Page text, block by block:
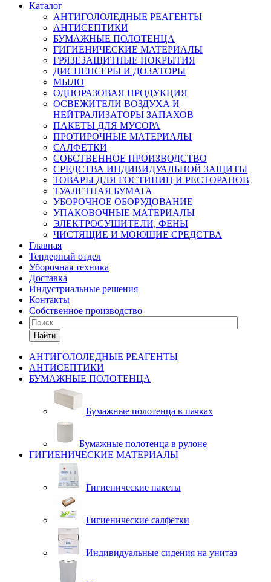
Каталог
АНТИГОЛОЛЕДНЫЕ РЕАГЕНТЫ
АНТИСЕПТИКИ
БУМАЖНЫЕ ПОЛОТЕНЦА
ГИГИЕНИЧЕСКИЕ МАТЕРИАЛЫ
ГРЯЗЕЗАЩИТНЫЕ ПОКРЫТИЯ
ДИСПЕНСЕРЫ И ДОЗАТОРЫ
МЫЛО
ОДНОРАЗОВАЯ ПРОДУКЦИЯ
ОСВЕЖИТЕЛИ ВОЗДУХА И
НЕЙТРАЛИЗАТОРЫ ЗАПАХОВ
ПАКЕТЫ ДЛЯ МУСОРА
ПРОТИРОЧНЫЕ МАТЕРИАЛЫ
САЛФЕТКИ
СОБСТВЕННОЕ ПРОИЗВОДСТВО
СРЕДСТВА ИНДИВИДУАЛЬНОЙ ЗАЩИТЫ
ТОВАРЫ ДЛЯ ГОСТИНИЦ И РЕСТОРАНОВ
ТУАЛЕТНАЯ БУМАГА
УБОРОЧНОЕ ОБОРУДОВАНИЕ
УПАКОВОЧНЫЕ МАТЕРИАЛЫ
ЭЛЕКТРОСУШИТЕЛИ, ФЕНЫ
ЧИСТЯЩИЕ И МОЮЩИЕ СРЕДСТВА
Главная
Тендерный отдел
Уборочная техника
Доставка
Индустриальные решения
Контакты
Собственное производство
Найти
АНТИГОЛОЛЕДНЫЕ РЕАГЕНТЫ
АНТИСЕПТИКИ
БУМАЖНЫЕ ПОЛОТЕНЦА
Бумажные полотенца в пачках
Бумажные полотенца в рулоне
ГИГИЕНИЧЕСКИЕ МАТЕРИАЛЫ
Гигиенические пакеты
Гигиенические салфетки
Индивидуальные сидения на унитаз